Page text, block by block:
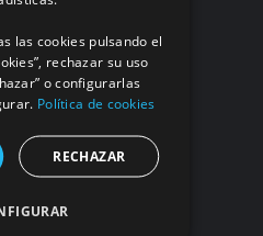
las cookies pulsando el
rechazar su uso
o configurarlas
Política de cookies
RECHAZAR